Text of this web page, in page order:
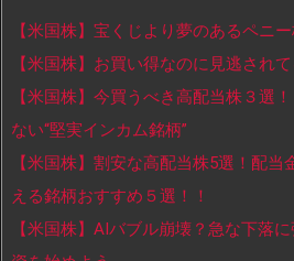
【米国株】宝くじより夢のあるペニ
【米国株】お買い得なのに見逃され
【米国株】今買うべき高配当株３選
ない“堅実インカム銘柄”
【米国株】割安な高配当株5選！配
える銘柄おすすめ５選！！
【米国株】AIバブル崩壊？急な下落